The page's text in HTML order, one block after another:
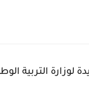
عربية مع الترويسة الجديدة